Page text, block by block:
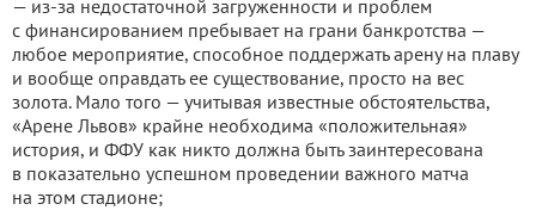
— из-за недостаточной загруженности и проблем
с финансированием пребывает на грани банкротства —
любое мероприятие, способное поддержать арену на плаву
и вообще оправдать ее существование, просто на вес
золота. Мало того — учитывая известные обстоятельства,
«Арене Львов» крайне необходима «положительная»
история, и ФФУ как никто должна быть заинтересована
в показательно успешном проведении важного матча
на этом стадионе;